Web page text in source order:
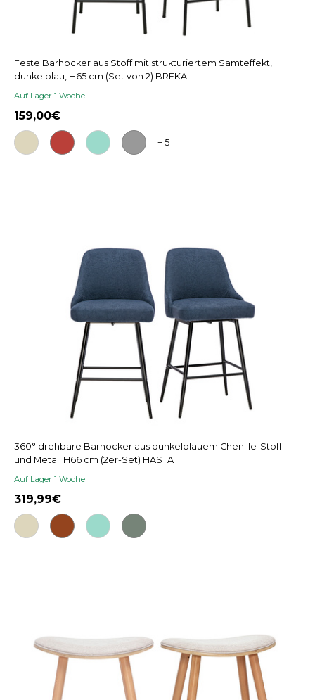
Feste Barhocker aus Stoff mit strukturiertem Samteffekt,
dunkelblau, H65 cm (Set von 2) BREKA
Auf Lager 1 Woche
159,00
+ 5
360° drehbare Barhocker aus dunkelblauem Chenille-Stoff
und Metall H66 cm (2er-Set) HASTA
Auf Lager 1 Woche
319,99